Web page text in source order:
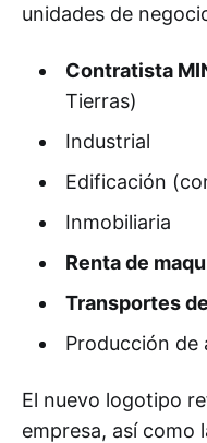
unidades de
Contratista
Tierras)
Industrial
Edificación
Inmobiliaria
Renta de
Transportes
Producción de
El nuevo logotipo
empresa, así como